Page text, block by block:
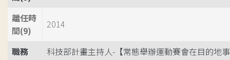
離任時
間(9)
2014
職務
科技部計畫主持人-【常態舉辦運動賽會在目的地事